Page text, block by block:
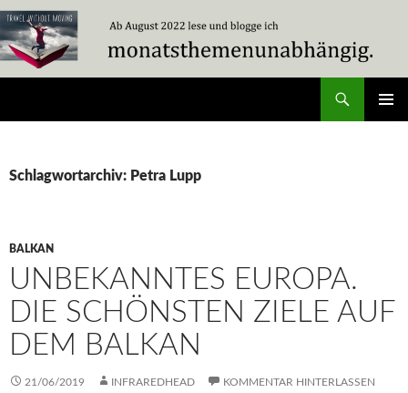
Zum
Inhalt
springen
Schlagwortarchiv: Petra Lupp
BALKAN
UNBEKANNTES EUROPA.
DIE SCHÖNSTEN ZIELE AUF
DEM BALKAN
21/06/2019 INFRAREDHEAD KOMMENTAR HINTERLASSEN